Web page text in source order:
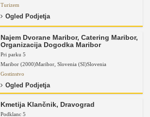
Turizem
Ogled Podjetja
Najem Dvorane Maribor, Catering Maribor,
Organizacija Dogodka Maribor
Pri parku 5
Maribor (2000)Maribor Slovenia (SI)Slovenia
Gostinstvo
Ogled Podjetja
Kmetija Klančnik, Dravograd
Podklanc 5